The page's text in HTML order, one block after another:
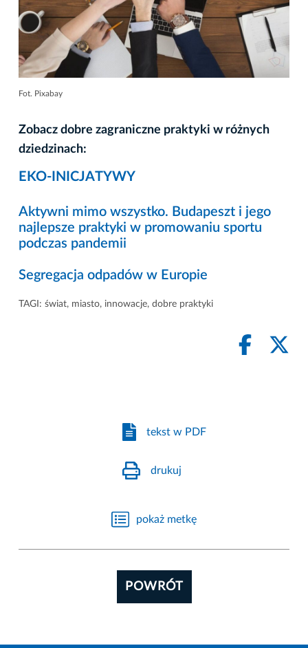
Fot. Pixabay
Zobacz dobre zagraniczne praktyki w różnych
dziedzinach:
EKO-INICJATYWY
Aktywni mimo wszystko. Budapeszt i jego
najlepsze praktyki w promowaniu sportu
podczas pandemii
Segregacja odpadów w Europie
TAGI: świat, miasto, innowacje, dobre praktyki
tekst w PDF
drukuj
pokaż metkę
POWRÓT